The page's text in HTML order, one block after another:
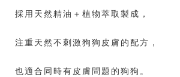
採用天然精油＋植物萃取製成，
注重天然不刺激狗狗皮膚的配方，
也適合同時有皮膚問題的狗狗。